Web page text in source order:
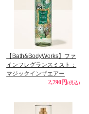
【Bath&BodyWorks】ファ
インフレグランスミスト：
マジックインザエアー
2,790円(税込)